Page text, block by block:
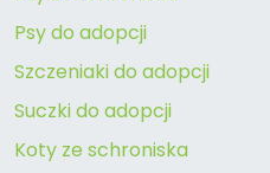
Psy do adopcji
Szczeniaki do adopcji
Suczki do adopcji
Koty ze schroniska